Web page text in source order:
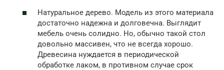
Натуральное дерево. Модель из этого материала
достаточно надежна и долговечна. Выглядит
мебель очень солидно. Но, обычно такой стол
довольно массивен, что не всегда хорошо.
Древесина нуждается в периодической
обработке лаком, в противном случае срок